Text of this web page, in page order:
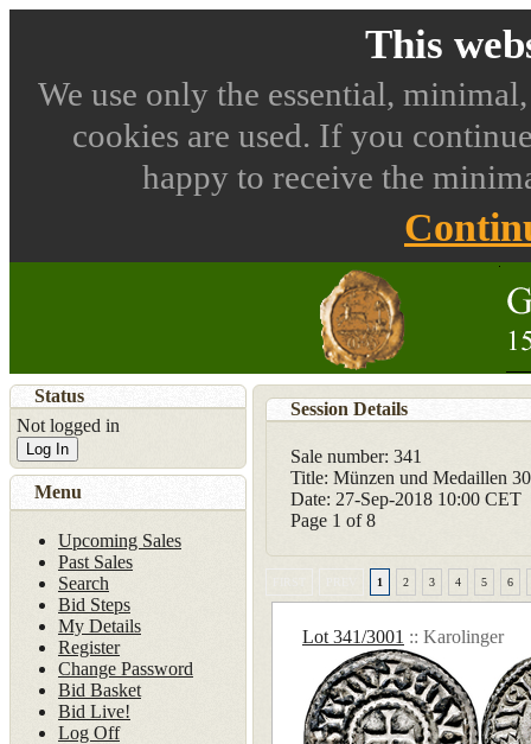
This
We use only the essential,
cookies are used. If you
happy to receive the
Session Details
Sale number: 341
Title: Münzen und Medaillen
Date: 27-Sep-2018 10:00 CET
Page 1 of 8
1 2 3 4 5 6
Lot 341/3001 :: Karolinger
Status
Not logged in
Log In
Menu
Upcoming Sales
Past Sales
Search
Bid Steps
My Details
Register
Change Password
Bid Basket
Bid Live!
Log Off